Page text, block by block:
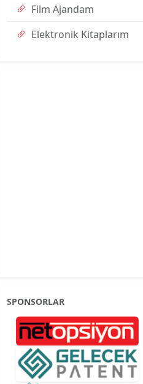
Film Ajandam
Elektronik Kitaplarım
SPONSORLAR